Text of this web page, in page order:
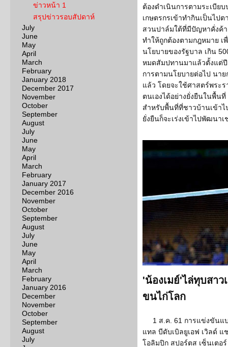
ข่าวหน้า 1
สรุปข่าวรอบสัปดาห์
July
June
May
April
March
February
January 2018
December 2017
November
October
September
August
July
June
May
April
March
February
January 2017
December 2016
November
October
September
August
July
June
May
April
March
February
January 2016
December
November
October
September
August
July
ต้องดำเนินการตามระเบีย
เกษตรกรเข้าทำกินเป็นไป
สวนปาล์มใต้ที่มีปัญหาคั่งค้า
ทำให้ถูกต้องตามกฎหมาย
นโยบายของรัฐบาล เกิน
หมดสัมปทานมาแล้วตั้งแต่ปี
การตามนโยบายต่อไป นาย
แล้ว โดยจะใช้ศาสตร์พระ
ตนเองได้อย่างยั่งยืนในพื้น
สำหรับพื้นที่ที่ชาวบ้านเข้าไ
ยั่งยืนก็จะเร่งเข้าไปพัฒนา
'น้องเมย์'ไล่ทุบสาว
ขนไก่โลก
1 ส.ค. 61 การแข่งขันแ
แทล บีดับเบิลยูเอฟ เวิลด์
โอลิมปิก สปอร์ตส เซ็นเตอ